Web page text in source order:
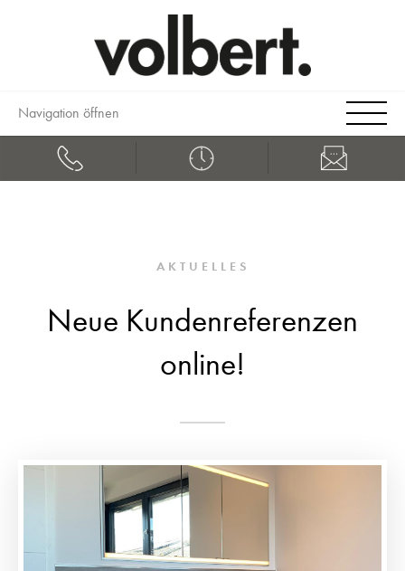
Navigation öffnen
AKTUELLES
Neue Kundenreferenzen
online!